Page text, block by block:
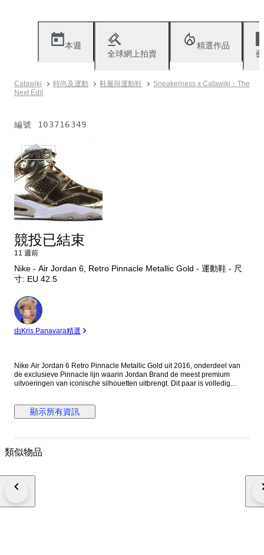
本週
全球網上拍賣
精選作品
Catawiki 時尚及運動 鞋履與運動鞋
Sneakerness x Catawiki：The
Next Edit
編號 103716349
無法使用
競投已結束
11 週前
Nike - Air Jordan 6, Retro Pinnacle Metallic Gold - 運動鞋 - 尺
寸: EU 42.5
專
家
由Kris Panavara精選
Nike Air Jordan 6 Retro Pinnacle Metallic Gold uit 2016, onderdeel van
de exclusieve Pinnacle lijn waarin Jordan Brand de meest premium
uitvoeringen van iconische silhouetten uitbrengt. Dit paar is volledig
stonden bekend om hun beperkte oplage en hoogwaardige materialen,
wat deze AJ6 tot een gewilde collector item maakt. Productcode 854271-
Een zeldzame kans voor verzamelaars om een deadstock Pinnacle aan
顯示所有資訊
類似物品